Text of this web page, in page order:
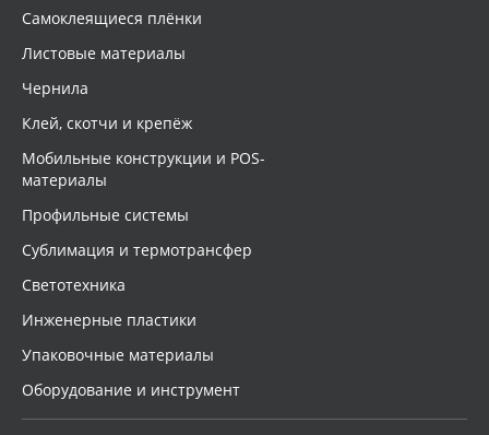
Вспененный ПВХ
Баннер
Заготовки для сувениров
Самоклеящиеся плёнки
Листовые материалы
Чернила
Клей, скотчи и крепёж
Мобильные конструкции и POS-
материалы
Профильные системы
Сублимация и термотрансфер
Светотехника
Инженерные пластики
Упаковочные материалы
Оборудование и инструмент